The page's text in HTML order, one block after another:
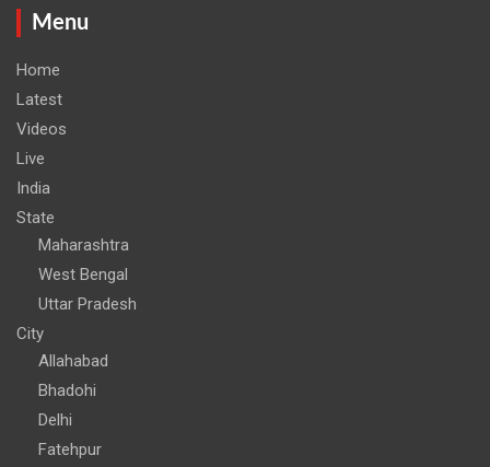
Menu
Home
Latest
Videos
Live
India
State
Maharashtra
West Bengal
Uttar Pradesh
City
Allahabad
Bhadohi
Delhi
Fatehpur